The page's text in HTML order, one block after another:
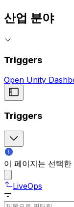
산업 분야
Triggers
Open Unity
Triggers
이 페이지는 선택
LiveOps